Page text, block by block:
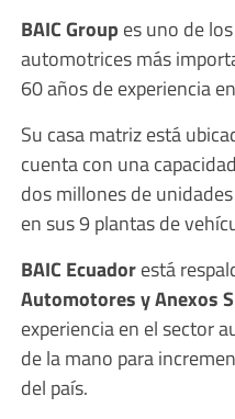
BAIC Group es uno de
automotrices más
60 años de experiencia
Su casa matriz está
cuenta con una
dos millones de
en sus 9 plantas de
BAIC Ecuadorestá
Automotores y Anexos
experiencia en el sector
de la mano para
del país.